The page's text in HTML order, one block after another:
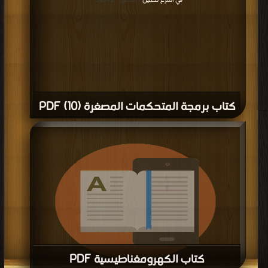
كتاب برمجة المتحكمات المصغرة (10) PDF
كتاب الكهرومغناطيسية PDF